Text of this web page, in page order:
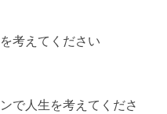
考えてください
で人生を考えてくださ